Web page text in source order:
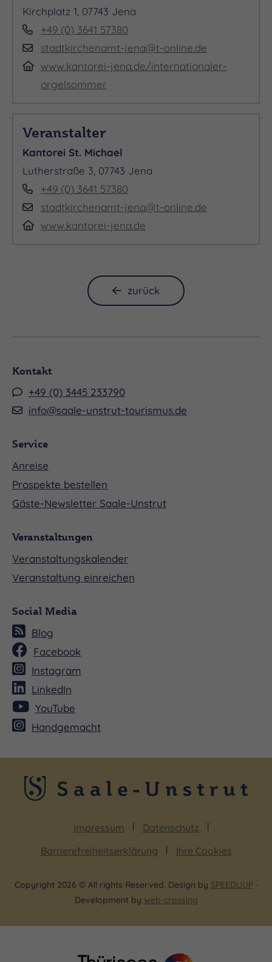
Kirchplatz 1, 07743 Jena
+49 (0) 3641 57380
stadtkirchenamt-jena@t-online.de
www.kantorei-jena.de/internationaler-
orgelsommer
Veranstalter
Kantorei St. Michael
Lutherstraße 3, 07743 Jena
+49 (0) 3641 57380
stadtkirchenamt-jena@t-online.de
www.kantorei-jena.de
zurück
Kontakt
+49 (0) 3445 233790
info@saale-unstrut-tourismus.de
Service
Anreise
Prospekte bestellen
Gäste-Newsletter Saale-Unstrut
Veranstaltungen
Veranstaltungskalender
Veranstaltung einreichen
Social Media
Blog
Facebook
Instagram
LinkedIn
YouTube
Handgemacht
Impressum
Datenschutz
Barrierefreiheitserklärung
Ihre Cookies
Copyright 2026 © All rights Reserved. Design by SPEEDUUP ·
Development by web-crossing